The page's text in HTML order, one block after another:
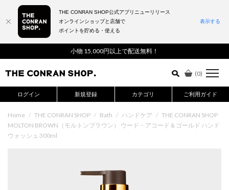
小物 15,000円以上で配送無料！
(0)
ログイン 新規登録 カテゴリ ご利用ガイド
詳細検索はこちら
Home / THE CONRAN SHOP / Bath / ハンドケア / THE CONRAN SHOP
MOLTON BROWN（モルトンブラウン） ウード・アコード＆ゴールド ハンド
ウォッシュ 300ml
THE CONRAN SHOP公式アプリニューリリース
オンラインショップと店舗で
ポイントを貯める・使える
表示する